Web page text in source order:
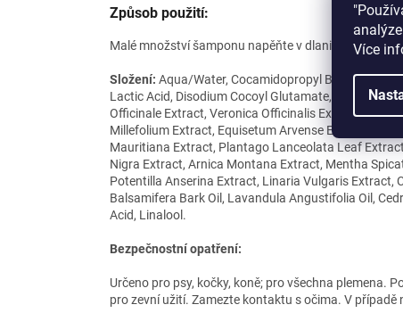
Více
Způsob použití:
Malé množství šamponu napěňte v dlani a
Složení: Aqua/Water, Cocamidopropyl Betaine,
Lactic Acid, Disodium Cocoyl Glutamate, Sodium
Officinale Extract, Veronica Officinalis Extract,
Millefolium Extract, Equisetum Arvense Extract,
Mauritiana Extract, Plantago Lanceolata Leaf
Nigra Extract, Arnica Montana Extract, Mentha
Potentilla Anserina Extract, Linaria Vulgaris Extract,
Balsamifera Bark Oil, Lavandula Angustifolia Oil,
Acid, Linalool.
Bezpečnostní opatření:
Určeno pro psy, kočky, koně; pro všechna plemena.
pro zevní užití. Zamezte kontaktu s očima. V